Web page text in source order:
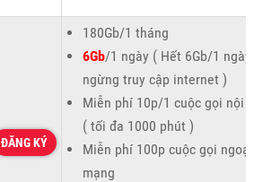
ĐĂNG KÝ
180Gb/1 tháng
6Gb/1 ngày ( Hết 6Gb/1 ngày
ngừng truy cập internet )
Miễn phí 10p/1 cuộc gọi nội
( tối đa 1000 phút )
Miễn phí 100p cuộc gọi ngoại
mạng